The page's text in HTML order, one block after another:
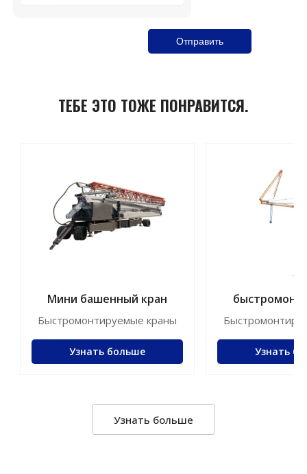
ТЕБЕ ЭТО ТОЖЕ ПОНРАВИТСЯ.
Мини башенный кран
Быстромонтируемые краны
Узнать больше Узнать
Узнать больше